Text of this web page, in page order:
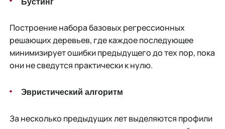
Построение набора базовых регрессионных
решающих деревьев, где каждое последующее
минимизирует ошибки предыдущего до тех пор, пока
они не сведутся практически к нулю.
Эвристический алгоритм
За несколько предыдущих лет выделяются профили